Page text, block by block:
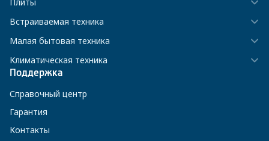
Встраиваемая техника
Малая бытовая техника
Климатическая техника
Поддержка
Справочный центр
Гарантия
Контакты